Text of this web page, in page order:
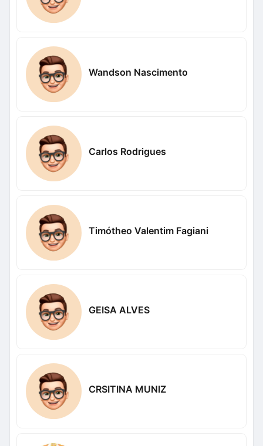
Wandson Nascimento
Carlos Rodrigues
Timótheo Valentim Fagiani
GEISA ALVES
CRSITINA MUNIZ